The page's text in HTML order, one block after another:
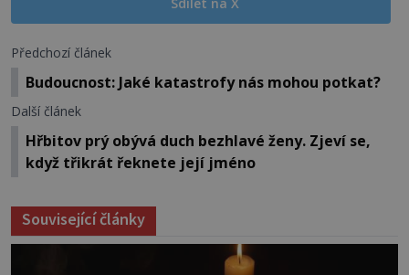
Předchozí článek
Budoucnost: Jaké katastrofy nás mohou potkat?
Další článek
Hřbitov prý obývá duch bezhlavé ženy. Zjeví se,
když třikrát řeknete její jméno
Související články